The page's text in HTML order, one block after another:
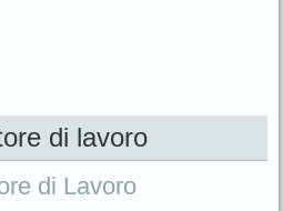
di lavoro
di Lavoro